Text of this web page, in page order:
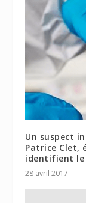
Un suspect
Patrice Clet,
identifient le
28 avril 2017